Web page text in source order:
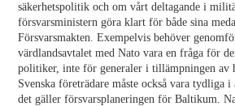
säkerhetspolitik och om vårt deltagande i
försvarsministern göra klart för både sina
Försvarsmakten. Exempelvis behöver
värdlandsavtalet med Nato vara en fråga för
politiker, inte för generaler i tillämpningen av
Svenska företrädare måste också vara tydliga i
det gäller försvarsplaneringen för Baltikum.